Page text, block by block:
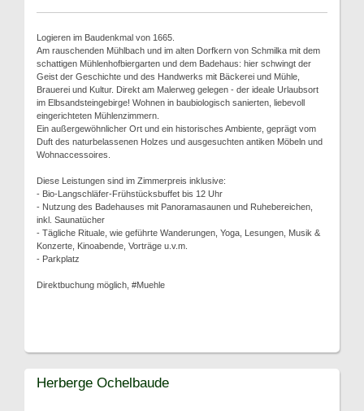
Logieren im Baudenkmal von 1665.
Am rauschenden Mühlbach und im alten Dorfkern von Schmilka mit dem
schattigen Mühlenhofbiergarten und dem Badehaus: hier schwingt der
Geist der Geschichte und des Handwerks mit Bäckerei und Mühle,
Brauerei und Kultur. Direkt am Malerweg gelegen - der ideale Urlaubsort
im Elbsandsteingebirge! Wohnen in baubiologisch sanierten, liebevoll
eingerichteten Mühlenzimmern.
Ein außergewöhnlicher Ort und ein historisches Ambiente, geprägt vom
Duft des naturbelassenen Holzes und ausgesuchten antiken Möbeln und
Wohnaccessoires.
Diese Leistungen sind im Zimmerpreis inklusive:
- Bio-Langschläfer-Frühstücksbuffet bis 12 Uhr
- Nutzung des Badehauses mit Panoramasaunen und Ruhebereichen,
inkl. Saunatücher
- Tägliche Rituale, wie geführte Wanderungen, Yoga, Lesungen, Musik &
Konzerte, Kinoabende, Vorträge u.v.m.
- Parkplatz
Direktbuchung möglich, #Muehle
Herberge Ochelbaude